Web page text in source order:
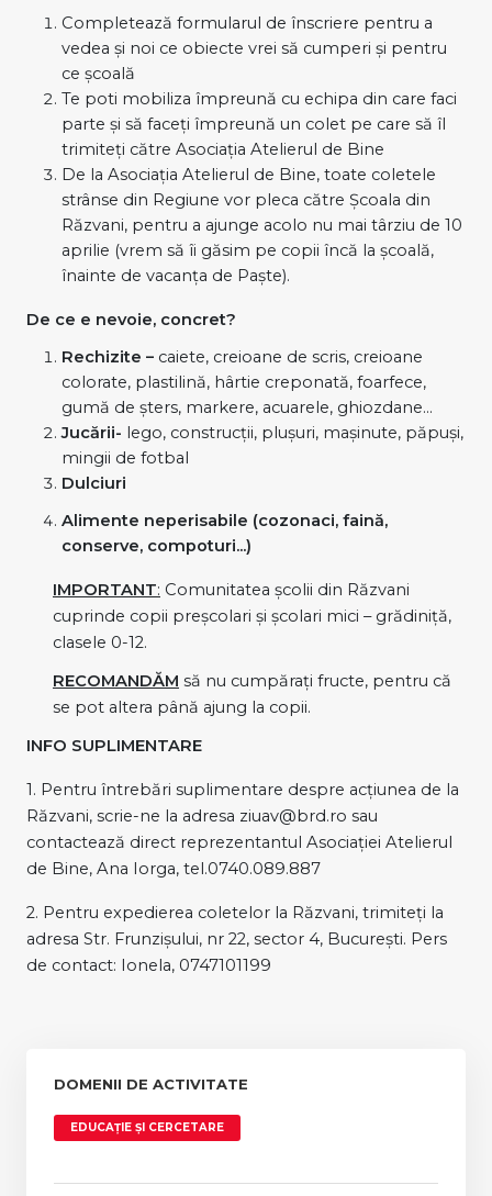
Completează formularul de înscriere pentru a
vedea și noi ce obiecte vrei să cumperi și pentru
ce școală
Te poti mobiliza împreună cu echipa din care faci
parte și să faceți împreună un colet pe care să îl
trimiteți către Asociația Atelierul de Bine
De la Asociația Atelierul de Bine, toate coletele
strânse din Regiune vor pleca către Școala din
Răzvani, pentru a ajunge acolo nu mai târziu de 10
aprilie (vrem să îi găsim pe copii încă la școală,
înainte de vacanța de Paște).
De ce e nevoie, concret?
Rechizite – caiete, creioane de scris, creioane
colorate, plastilină, hârtie creponată, foarfece,
gumă de șters, markere, acuarele, ghiozdane…
Jucării- lego, construcții, plușuri, mașinute, păpuși,
mingii de fotbal
Dulciuri
Alimente neperisabile (cozonaci, faină,
conserve, compoturi...)
IMPORTANT: Comunitatea școlii din Răzvani
cuprinde copii preșcolari și școlari mici – grădiniță,
clasele 0-12.
RECOMANDĂM să nu cumpărați fructe, pentru că
se pot altera până ajung la copii.
INFO SUPLIMENTARE
1. Pentru întrebări suplimentare despre acțiunea de la
Răzvani, scrie-ne la adresa ziuav@brd.ro sau
contactează direct reprezentantul Asociației Atelierul
de Bine, Ana Iorga, tel.0740.089.887
2. Pentru expedierea coletelor la Răzvani, trimiteți la
adresa Str. Frunzișului, nr 22, sector 4, București. Pers
de contact: Ionela, 0747101199
DOMENII DE ACTIVITATE
EDUCAȚIE ȘI CERCETARE